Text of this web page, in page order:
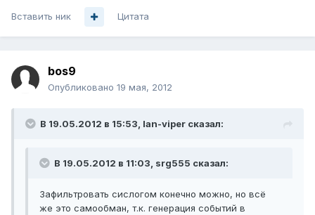
Вставить ник Цитата
bos9
Опубликовано 19 мая, 2012
В 19.05.2012 в 15:53, lan-viper сказал:
В 19.05.2012 в 11:03, srg555 сказал:
Зафильтровать сислогом конечно можно, но всё
же это самообман, т.к. генерация событий в